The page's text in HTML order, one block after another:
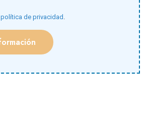
política de privacidad .